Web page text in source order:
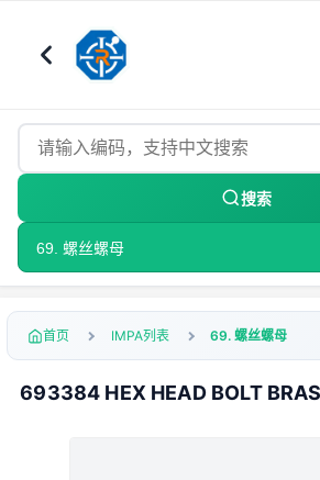
搜索
69. 螺丝螺母
首页 IMPA列表 69. 螺丝螺母
693384 HEX HEAD BOLT